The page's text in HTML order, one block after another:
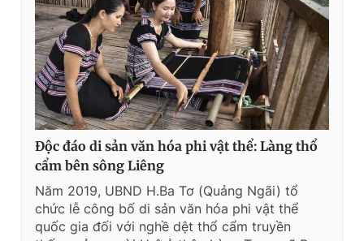
Độc đáo di sản văn hóa phi vật thể: Làng thổ
cẩm bên sông Liêng
Năm 2019, UBND H.Ba Tơ (Quảng Ngãi) tổ
chức lễ công bố di sản văn hóa phi vật thể
quốc gia đối với nghề dệt thổ cẩm truyền